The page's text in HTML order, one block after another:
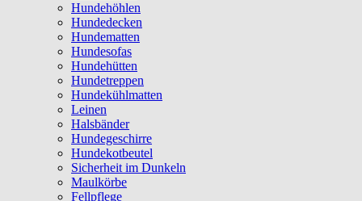
Hundehöhlen
Hundedecken
Hundematten
Hundesofas
Hundehütten
Hundetreppen
Hundekühlmatten
Leinen
Halsbänder
Hundegeschirre
Hundekotbeutel
Sicherheit im Dunkeln
Maulkörbe
Fellpflege